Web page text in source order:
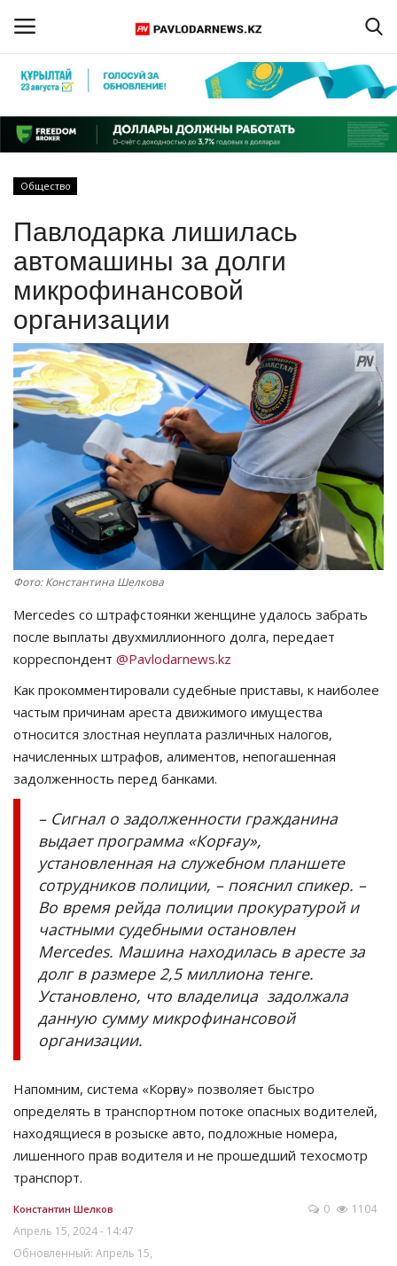
Регистрация
Главная
ПАВЛОДАРСКАЯ ОБЛАСТЬ
КАЗАХСТАН
МИР
СПЕЦПРОЕКТЫ
СПОРТ
РАЗВЛЕЧЕНИЯ
OFFICIAL
Курултай
Язык
Қазақша Русский
Общество
Павлодарка лишилась
автомашины за долги
микрофинансовой
организации
Фото: Константина Шелкова
Mercedes со штрафстоянки женщине удалось забрать
после выплаты двухмиллионного долга, передает
корреспондент @Pavlodarnews.kz
Как прокомментировали судебные приставы, к наиболее
частым причинам ареста движимого имущества
относится злостная неуплата различных налогов,
начисленных штрафов, алиментов, непогашенная
задолженность перед банками.
– Сигнал о задолженности гражданина
выдает программа «Корғау»,
установленная на служебном планшете
сотрудников полиции, – пояснил спикер. –
Во время рейда полиции прокуратурой и
частными судебными остановлен
Mercedes. Машина находилась в аресте за
долг в размере 2,5 миллиона тенге.
Установлено, что владелица задолжала
данную сумму микрофинансовой
организации.
Напомним, система «Корғау» позволяет быстро
определять в транспортном потоке опасных водителей,
находящиеся в розыске авто, подложные номера,
лишенного прав водителя и не прошедший техосмотр
транспорт.
Константин Шелков
Апрель 15, 2024 - 14:47
Обновленный: Апрель 15,
0 1104